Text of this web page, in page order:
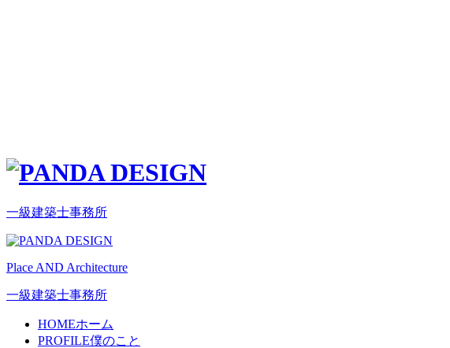
一級建築士事務所
Place AND Architecture
一級建築士事務所
HOMEホーム
PROFILE僕のこと